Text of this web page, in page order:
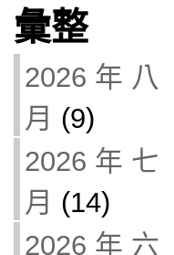
彙整
2026 年 八
月 (9)
2026 年 七
月 (14)
2026 年 六